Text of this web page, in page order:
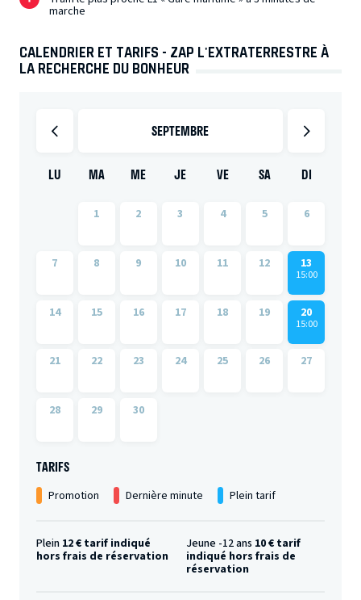
marche
CALENDRIER ET TARIFS - ZAP L'EXTRATERRESTRE À
LA RECHERCHE DU BONHEUR
SEPTEMBRE
LU MA ME JE VE SA DI
1 2 3 4 5 6
7 8 9 10 11 12 13
15:00
14 15 16 17 18 19 20
15:00
21 22 23 24 25 26 27
28 29 30
TARIFS
Promotion Dernière minute Plein tarif
Plein 12 € tarif indiqué
hors frais de réservation
Jeune -12 ans 10 € tarif
indiqué hors frais de
réservation